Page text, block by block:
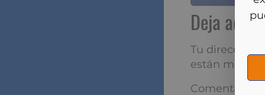
y
Deja
Tu dirección de
marcados con
Comentario